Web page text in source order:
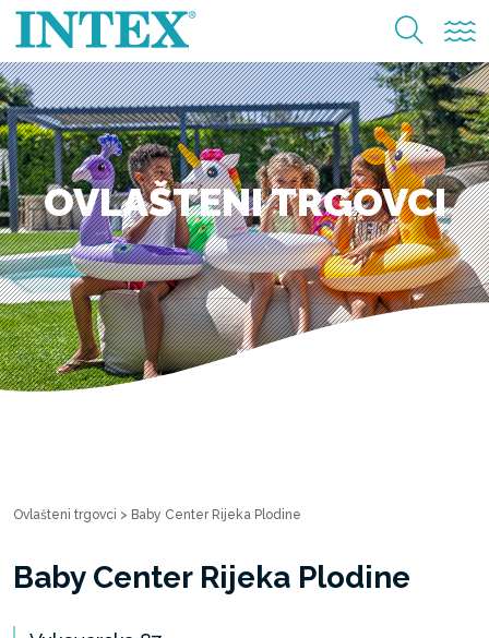
OVLAŠTENI TRGOVCI
Ovlašteni trgovci > Baby Center Rijeka Plodine
Baby Center Rijeka Plodine